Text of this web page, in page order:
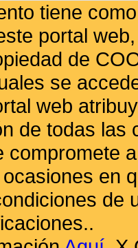
tiene
portal
de
se
web
de todas
compromete
en
de